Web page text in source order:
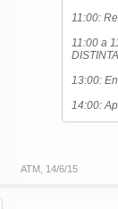
11:00:
11:00 a
13:00:
14:00:
ATM 14/6/15